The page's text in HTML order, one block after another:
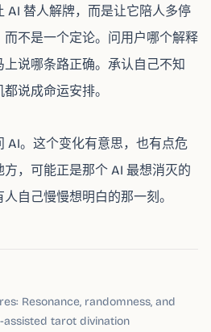
AI 替人解牌，而是让它陪人多停
不是一个定论。问用户哪个解释
说哪条路正确。承认自己不知
说成命运安排。
AI。这个变化有意思，也有点危
，可能正是那个 AI 最想消灭的
自己慢慢想明白的那一刻。
Resonance, randomness, and
tarot divination